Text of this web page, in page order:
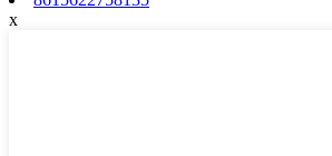
x